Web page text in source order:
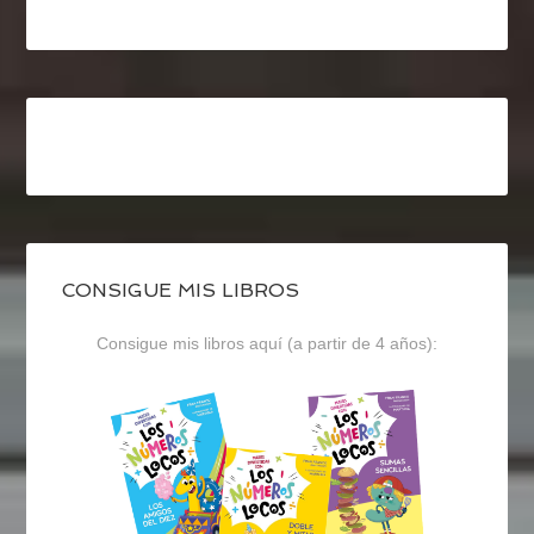
CONSIGUE MIS LIBROS
Consigue mis libros aquí (a partir de 4 años):